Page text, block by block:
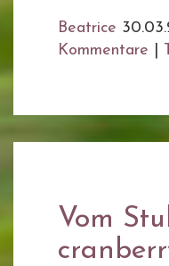
Beatrice
Kommentare
Vom